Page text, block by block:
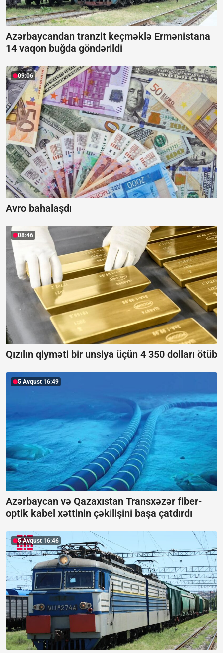
Azərbaycandan tranzit keçməklə Ermənistana
14 vaqon buğda göndərildi
09:06
Avro bahalaşdı
08:46
Qızılın qiyməti bir unsiya üçün 4 350 dolları ötüb
5 Avqust 16:49
Azərbaycan və Qazaxıstan Transxəzər fiber-
optik kabel xəttinin çəkilişini başa çatdırdı
5 Avqust 16:46